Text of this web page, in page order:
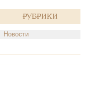
Рубрики
Новости